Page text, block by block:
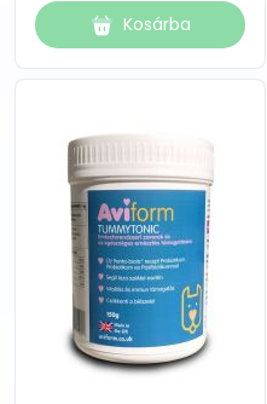
Kosárba